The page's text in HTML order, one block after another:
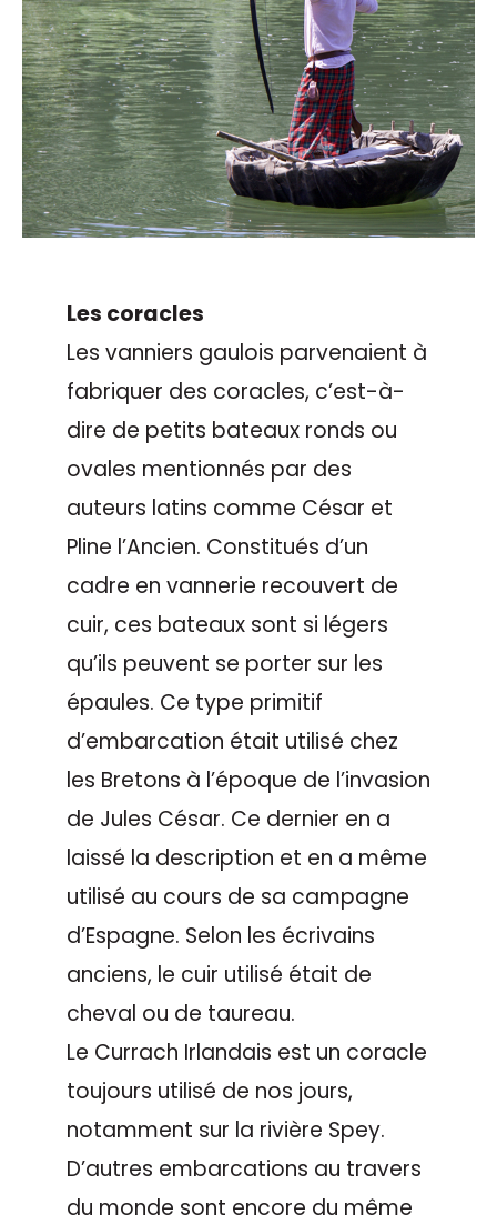
Les coracles
Les vanniers gaulois parvenaient à
fabriquer des coracles, c’est-à-
dire de petits bateaux ronds ou
ovales mentionnés par des
auteurs latins comme César et
Pline l’Ancien. Constitués d’un
cadre en vannerie recouvert de
cuir, ces bateaux sont si légers
qu’ils peuvent se porter sur les
épaules. Ce type primitif
d’embarcation était utilisé chez
les Bretons à l’époque de l’invasion
de Jules César. Ce dernier en a
laissé la description et en a même
utilisé au cours de sa campagne
d’Espagne. Selon les écrivains
anciens, le cuir utilisé était de
cheval ou de taureau.
Le Currach Irlandais est un coracle
toujours utilisé de nos jours,
notamment sur la rivière Spey.
D’autres embarcations au travers
du monde sont encore du même